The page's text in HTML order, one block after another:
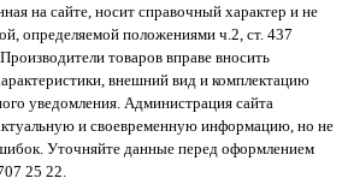
на сайте, носит справочный характер и не
определяемой положениями ч.2, ст. 437
товаров вправе вносить
внешний вид и комплектацию
уведомления. Администрация сайта
и своевременную информацию, но не
Уточняйте данные перед оформлением
25 22.